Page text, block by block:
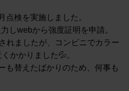
点検を実施しました。
しwebから強度証明を申請。
れましたが、コンビニでカラー
かかりました💦。
も替えたばかりのため、何事も